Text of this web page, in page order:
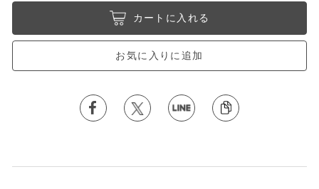
カートに入れる
お気に入りに追加